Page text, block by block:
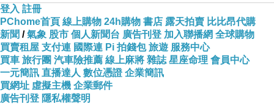
品號：3653255
登入 註冊
PChome首頁 線上購物 24h購物 書店 露天拍賣 比比昂代購
新聞 /氣象 股市 個人新聞台 廣告刊登 加入聯播網 全球購物
買賣租屋 支付連 國際連 Pi 拍錢包 旅遊 服務中心
買車 旅行團 汽車險推薦 線上麻將 雜誌 星座命理 會員中心
一元簡訊 直播達人 數位憑證 企業簡訊
買網址 虛擬主機 企業郵件
廣告刊登 隱私權聲明